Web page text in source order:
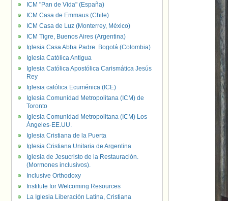
ICM "Pan de Vida" (España)
ICM Casa de Emmaus (Chile)
ICM Casa de Luz (Monterrey, México)
ICM Tigre, Buenos Aires (Argentina)
Iglesia Casa Abba Padre. Bogotá (Colombia)
Iglesia Católica Antigua
Iglesia Católica Apostólica Carismática Jesús
Rey
Iglesia católica Ecuménica (ICE)
Iglesia Comunidad Metropolitana (ICM) de
Toronto
Iglesia Comunidad Metropolitana (ICM) Los
Ángeles-EE.UU.
Iglesia Cristiana de la Puerta
Iglesia Cristiana Unitaria de Argentina
Iglesia de Jesucristo de la Restauración.
(Mormones inclusivos).
Inclusive Orthodoxy
Institute for Welcoming Resources
La Iglesia Liberación Latina, Cristiana